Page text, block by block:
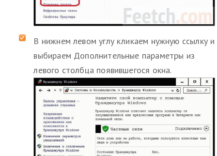
В нижнем левом углу кликаем нужную ссылку и
выбираем Дополнительные параметры из
левого столбца появившегося окна.